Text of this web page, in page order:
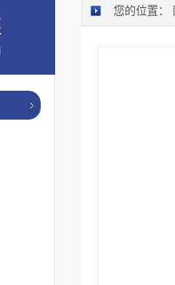
您的位置：